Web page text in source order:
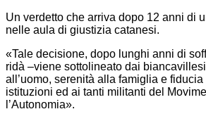
Un verdetto che arriva dopo 12 anni di
nelle aula di giustizia catanesi.
«Tale decisione, dopo lunghi anni di
ridà –viene sottolineato dai
all’uomo, serenità alla famiglia e
istituzioni ed ai tanti militanti del
l’Autonomia».